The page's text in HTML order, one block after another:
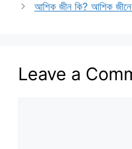
আশিক জীন কি? আশিক
Leave a